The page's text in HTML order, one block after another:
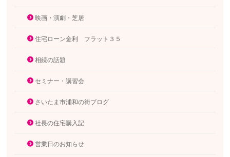
映画・演劇・芝居
住宅ローン金利 フラット３５
相続の話題
セミナー・講習会
さいたま市浦和の街ブログ
社長の住宅購入記
営業日のお知らせ